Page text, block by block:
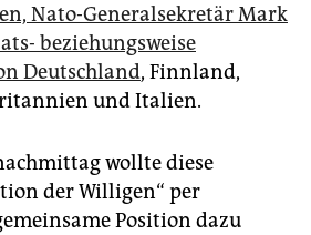
Nato-Generalsekretär Mark
beziehungsweise
Deutschland, Finnland,
und Italien.
wollte diese
der Willigen“ per
Position dazu